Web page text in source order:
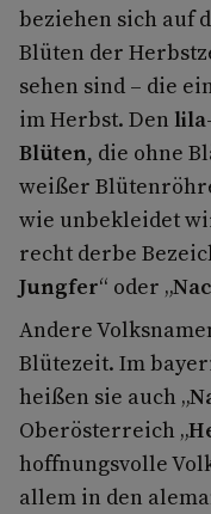
beziehen sich auf
Blüten der
sehen sind – die
im Herbst. Den
Blüten, die ohne
weißer
wie unbekleidet
recht derbe
Jungfer“ oder „
Andere
Blütezeit. Im
heißen sie auch „
Oberösterreich „
hoffnungsvolle
allem in den